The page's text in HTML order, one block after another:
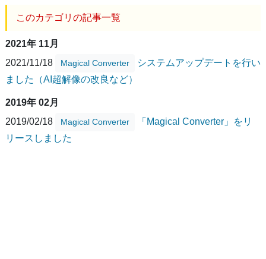
このカテゴリの記事一覧
2021年 11月
2021/11/18
Magical Converter
システムアップデートを行い
ました（AI超解像の改良など）
2019年 02月
2019/02/18
Magical Converter
「Magical Converter」をリ
リースしました